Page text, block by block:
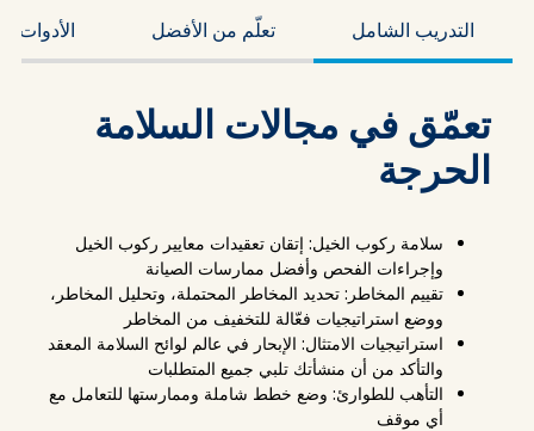
التدريب الشامل تعلّم من الأفضل الأدوات
تعمّق في مجالات السلامة
الحرجة
سلامة ركوب الخيل: إتقان تعقيدات معايير ركوب الخيل
وإجراءات الفحص وأفضل ممارسات الصيانة
تقييم المخاطر: تحديد المخاطر المحتملة، وتحليل المخاطر،
ووضع استراتيجيات فعّالة للتخفيف من المخاطر
استراتيجيات الامتثال: الإبحار في عالم لوائح السلامة المعقد
والتأكد من أن منشأتك تلبي جميع المتطلبات
التأهب للطوارئ: وضع خطط شاملة وممارستها للتعامل مع
أي موقف